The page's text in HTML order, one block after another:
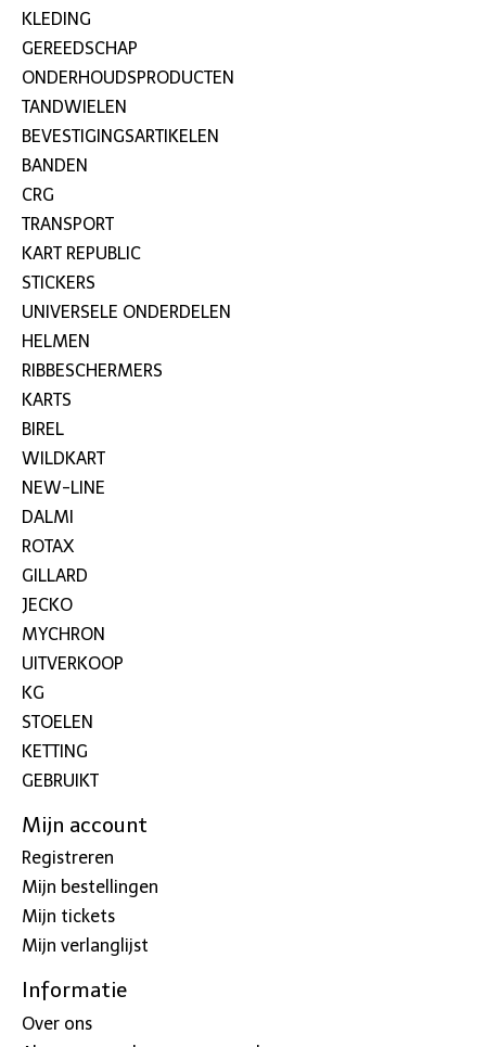
KLEDING
GEREEDSCHAP
ONDERHOUDSPRODUCTEN
TANDWIELEN
BEVESTIGINGSARTIKELEN
BANDEN
CRG
TRANSPORT
KART REPUBLIC
STICKERS
UNIVERSELE ONDERDELEN
HELMEN
RIBBESCHERMERS
KARTS
BIREL
WILDKART
NEW-LINE
DALMI
ROTAX
GILLARD
JECKO
MYCHRON
UITVERKOOP
KG
STOELEN
KETTING
GEBRUIKT
Mijn account
Registreren
Mijn bestellingen
Mijn tickets
Mijn verlanglijst
Informatie
Over ons